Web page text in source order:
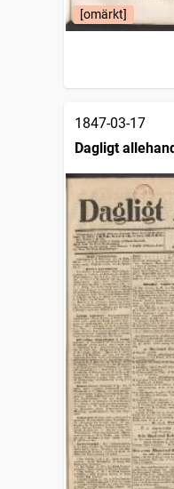
[omärkt]
1847-03-17
Dagligt